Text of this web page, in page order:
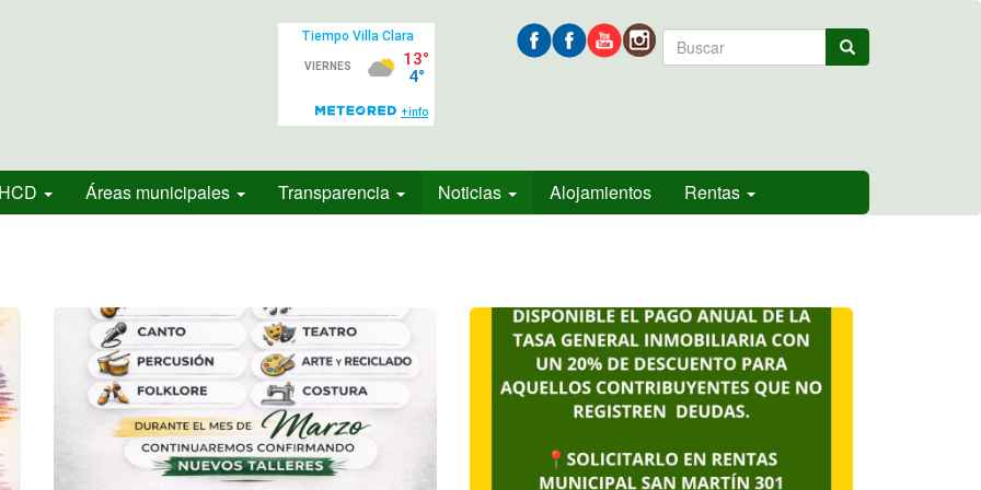
Formulario
HCD Áreas municipales Transparencia Noticias Alojamientos Rentas